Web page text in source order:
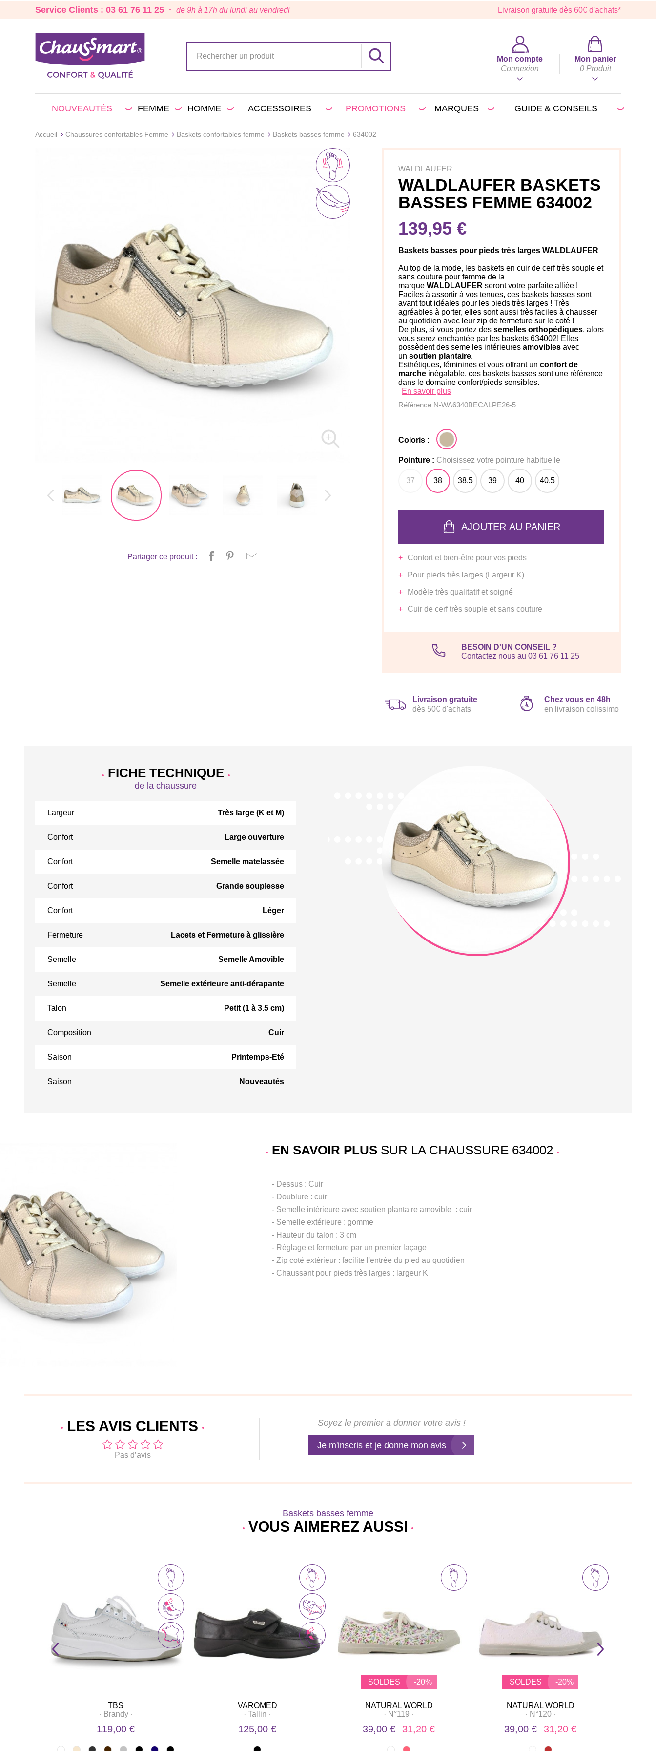
Service Clients : 03 61 76 11 25 · de 9h à 17h du lundi au vendredi Livraison gratuite dès 60€ d'achats*
Mon compte
Connexion
Mon panier
0 Produit
NOUVEAUTÉS FEMME HOMME ACCESSOIRES PROMOTIONS MARQUES GUIDE & CONSEILS
Accueil Chaussures confortables Femme Baskets confortables femme Baskets basses femme 634002
Partager ce produit :
WALDLAUFER
WALDLAUFER BASKETS
BASSES FEMME 634002
139,95 €
Baskets basses pour pieds très larges WALDLAUFER
Au top de la mode, les baskets en cuir de cerf très souple et
sans couture pour femme de la
marque WALDLAUFER seront votre parfaite alliée !
Faciles à assortir à vos tenues, ces baskets basses sont
avant tout idéales pour les pieds très larges ! Très
agréables à porter, elles sont aussi très faciles à chausser
au quotidien avec leur zip de fermeture sur le coté !
De plus, si vous portez des semelles orthopédiques, alors
vous serez enchantée par les baskets 634002! Elles
possèdent des semelles intérieures amovibles avec
un soutien plantaire.
Esthétiques, féminines et vous offrant un confort de
marche inégalable, ces baskets basses sont une référence
dans le domaine confort/pieds sensibles.
En savoir plus
Référence N-WA6340BECALPE26-5
Coloris :
Pointure : Choisissez votre pointure habituelle
37 38 38.5 39 40 40.5
AJOUTER AU PANIER
Confort et bien-être pour vos pieds
Pour pieds très larges (Largeur K)
Modèle très qualitatif et soigné
Cuir de cerf très souple et sans couture
BESOIN D'UN CONSEIL ?
Contactez nous au 03 61 76 11 25
Livraison gratuite
dès 50€ d'achats
Chez vous en 48h
en livraison colissimo
FICHE TECHNIQUE
de la chaussure
Largeur Très large (K et M)
Confort Large ouverture
Confort Semelle matelassée
Confort Grande souplesse
Confort Léger
Fermeture Lacets et Fermeture à glissière
Semelle Semelle Amovible
Semelle Semelle extérieure anti-dérapante
Talon Petit (1 à 3.5 cm)
Composition Cuir
Saison Printemps-Eté
Saison Nouveautés
EN SAVOIR PLUS SUR LA CHAUSSURE 634002
- Dessus : Cuir
- Doublure : cuir
- Semelle intérieure avec soutien plantaire amovible : cuir
- Semelle extérieure : gomme
- Hauteur du talon : 3 cm
- Réglage et fermeture par un premier laçage
- Zip coté extérieur : facilite l'entrée du pied au quotidien
- Chaussant pour pieds très larges : largeur K
LES AVIS CLIENTS
Pas d’avis
Soyez le premier à donner votre avis !
Je m'inscris et je donne mon avis
Baskets basses femme
VOUS AIMEREZ AUSSI
TBS
· Brandy·
119,00 €
VAROMED
· Tallin ·
125,00 €
SOLDES -20%
NATURAL WORLD
· N°119 ·
39,00 € 31,20 €
SOLDES -20%
NATURAL WORLD
· N°120·
39,00 € 31,20 €